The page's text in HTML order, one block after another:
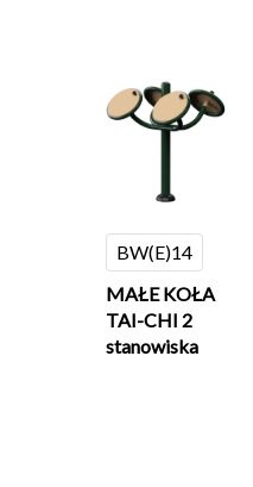
BW(E)14
MAŁE KOŁA
TAI-CHI 2
stanowiska